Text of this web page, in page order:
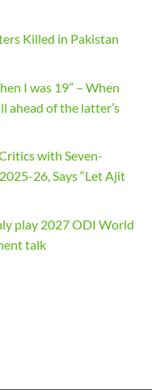
Killed in Pakistan
I was 19” – When
ahead of the latter’s
with Seven-
26, Says “Let Ajit
play 2027 ODI World
talk